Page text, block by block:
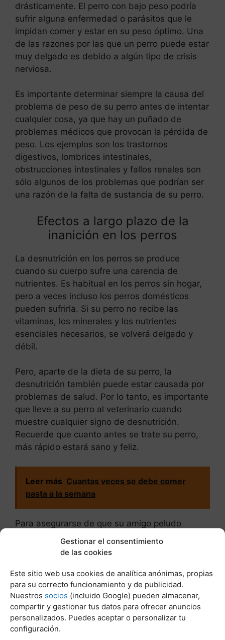
Gestionar el consentimiento
de las cookies
Este sitio web usa cookies de analítica anónimas, propias
para su correcto funcionamiento y de publicidad.
Nuestros socios (incluido Google) pueden almacenar,
compartir y gestionar tus datos para ofrecer anuncios
personalizados. Puedes aceptar o personalizar tu
configuración.
drásticamente. El perro con bajo peso podría
sufrir alguna enfermedad o parásitos que le
impidan comer y estar en su peso óptimo. Una
de las razones por las que un perro puede estar
muy delgado es debido a algún tipo de crisis
nerviosa.
Es importante determinar siempre la causa del
problema de peso de su perro antes de intentar
cualquier cosa, ya que hay un puñado de
problemas médicos que provocan la pérdida de
peso. Los ejemplos son los trastornos
digestivos, lombrices intestinales,
obstrucciones intestinales y fallos renales son
sólo algunos de los problemas que podrían ser
una razón de la falta de sustancia de su perro.
Efectos a largo plazo de la
inanición en los perros
La desnutrición en los perros se produce
cuando su cuerpo sufre una carencia de
nutrientes. Es habitual en los perros sin hogar,
pero a veces incluso los perros domésticos
pueden sufrirla. Si su perro no recibe las
vitaminas, los minerales y los nutrientes
esenciales necesarios, se volverá delgado y
débil.
Pero, aparte de la dieta de su perro, la
desnutrición también puede estar causada por
problemas de salud. Por lo tanto, es importante
que lleve a su perro al veterinario cuando
muestre cualquier signo de desnutrición.
Recuerde que cuanto antes se trate su perro,
más rápido estará sano y feliz.
Leer más Cuantas veces se debe comer
pasta a la semana
Para asegurarse de que su amigo peludo
desnutrido reciba el tratamiento adecuado, la
atención veterinaria debe ser una prioridad. El
estimará un peso saludable y comprobará su
temperatura y su boca.
Además, examinará al perro para detectar
cualquier presencia de deshidratación e
infestación de parásitos. Sólo se prescribirá una